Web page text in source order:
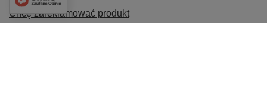
Chcę zareklamować produkt